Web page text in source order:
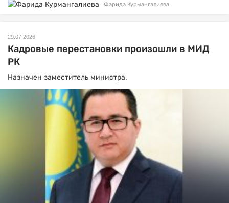
Фарида Курмангалиева
29.07.2026
Кадровые перестановки произошли в МИД
РК
Назначен заместитель министра.